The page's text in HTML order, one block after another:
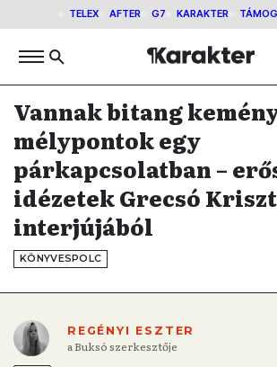
TELEX AFTER G7 KARAKTER
Vannak bitang
mélypontok egy
párkapcsolatban –
idézetek Grecsó
interjújából
KÖNYVESPOLC
REGÉNYI ESZTER
a Buksó szerkesztője